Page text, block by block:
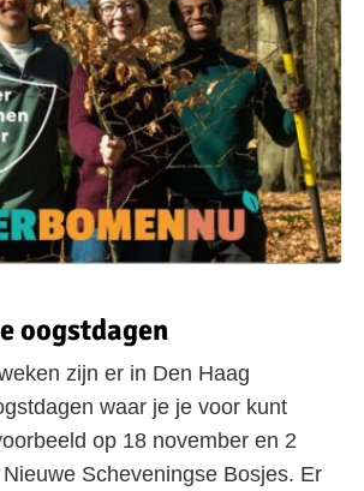
oogstdagen
zijn er in Den Haag
waar je je voor kunt
op 18 november en 2
Scheveningse Bosjes. Er